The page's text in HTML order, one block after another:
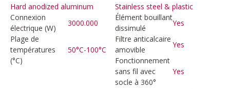
Hard anodized aluminum
Stainless steel & plastic
Connexion
électrique (W)
3000.000
Élément bouillant
dissimulé
Yes
Plage de
températures
(°C)
50°C-100°C
Filtre anticalcaire
amovible
Yes
Fonctionnement
sans fil avec
socle à 360°
Yes